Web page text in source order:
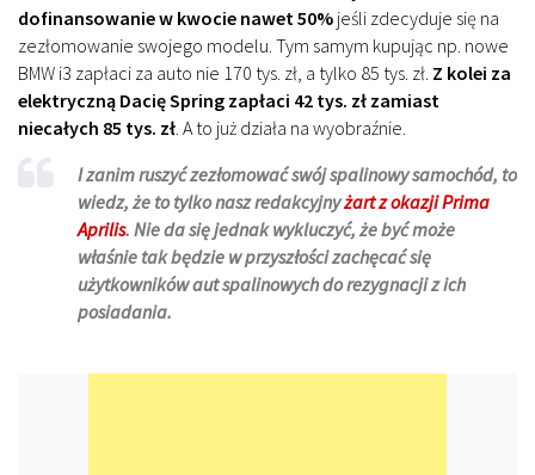
dofinansowanie w kwocie nawet 50% jeśli zdecyduje się na
zezłomowanie swojego modelu. Tym samym kupując np. nowe
BMW i3 zapłaci za auto nie 170 tys. zł, a tylko 85 tys. zł. Z kolei za
elektryczną Dacię Spring zapłaci 42 tys. zł zamiast
niecałych 85 tys. zł. A to już działa na wyobraźnie.
I zanim ruszyć zezłomować swój spalinowy samochód, to
wiedz, że to tylko nasz redakcyjnyżart z okazji Prima
Aprilis. Nie da się jednak wykluczyć, że być może
właśnie tak będzie w przyszłości zachęcać się
użytkowników aut spalinowych do rezygnacji z ich
posiadania.